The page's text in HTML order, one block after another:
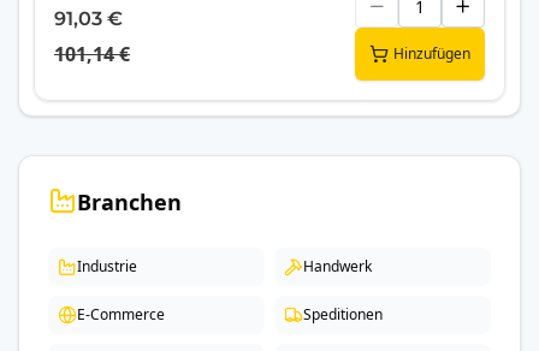
91,03 €
101,14 € Hinzufügen
Branchen
Industrie Handwerk
E-Commerce Speditionen